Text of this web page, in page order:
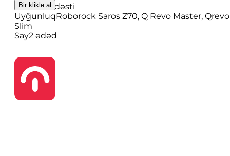
Bir kliklə al
NövüFiltr dəsti
UyğunluqRoborock Saros Z70, Q Revo Master, Qrevo
Slim
Say2 ədəd